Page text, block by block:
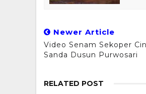
Newer Article
Video Senam Sekoper
Sanda Dusun Purwosari
RELATED POST